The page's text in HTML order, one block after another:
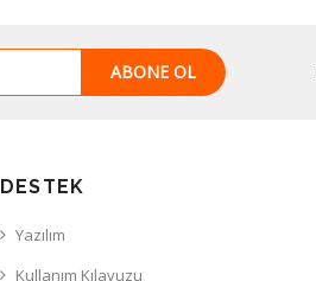
ABONE OL
DESTEK
Yazılım
Kullanım Kılavuzu